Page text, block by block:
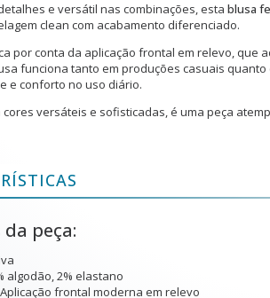
e versátil nas combinações, esta blusa
clean com acabamento diferenciado.
por conta da aplicação frontal em relevo, que
funciona tanto em produções casuais
e conforto no uso diário.
cores versáteis e sofisticadas, é uma peça
peça:
algodão, 2% elastano
frontal moderna em relevo